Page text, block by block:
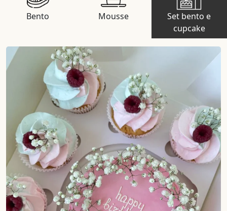
Bento Mousse
Set bento e
cupcake